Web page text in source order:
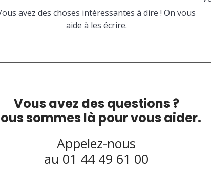
avez des choses intéressantes à dire ! On vous
aide à les écrire.
Vous avez des questions ?
sommes là pour vous aider.
Appelez-nous
au 01 44 49 61 00